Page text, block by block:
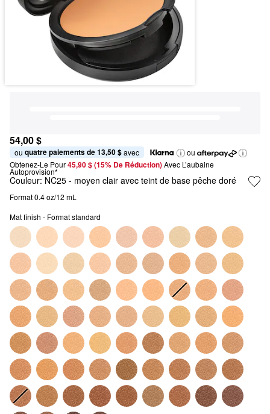
54,00 $
ou quatre paiements de 13,50 $ avec
ou
Obtenez-Le Pour45,90 $ (15% De Réduction) Avec L’aubaine
Autoprovision*
Couleur: NC25 - moyen clair avec teint de base pêche doré
Format 0.4 oz/12 mL
Mat finish - Format standard